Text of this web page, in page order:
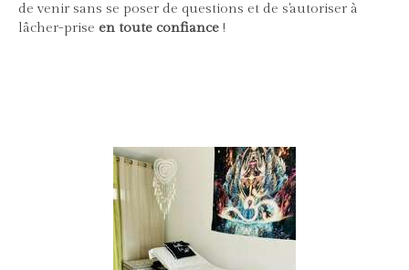
de venir sans se poser de questions et de s'autoriser à
lâcher-prise en toute confiance !